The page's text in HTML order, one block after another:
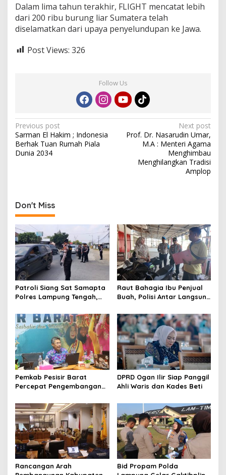
Dalam lima tahun terakhir, FLIGHT mencatat lebih
dari 200 ribu burung liar Sumatera telah
diselamatkan dari upaya penyelundupan ke Jawa.
Post Views: 326
Follow Us
P
o
s
a
v
i
g
a
t
i
o
n
Previous post
Sarman El Hakim ; Indonesia
Berhak Tuan Rumah Piala
Dunia 2034
Next post
Prof. Dr. Nasarudin Umar,
M.A : Menteri Agama
Menghimbau
Menghilangkan Tradisi
Amplop
Don't Miss
Patroli Siang Sat Samapta
Polres Lampung Tengah,
di Jalinteng Sumatera
Raut Bahagia Ibu Penjual
Buah, Polisi Antar Langsung
Korban
Pemkab Pesisir Barat
Percepat Pengembangan
Penyusunan Dokumen IAD
DPRD Ogan Ilir Siap Panggil
Ahli Waris dan Kades Beti
Rancangan Arah
Bid Propam Polda